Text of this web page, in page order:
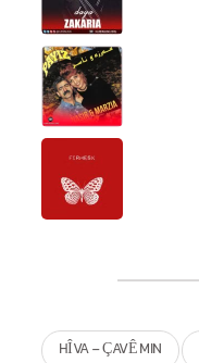
HÎVA - ÇAVÊ MIN